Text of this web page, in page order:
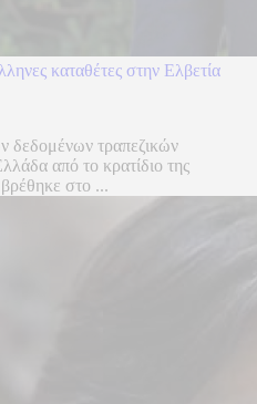
καταθέτες στην Ελβετία
δεδομένων τραπεζικών
από το κρατίδιο της
στο ...